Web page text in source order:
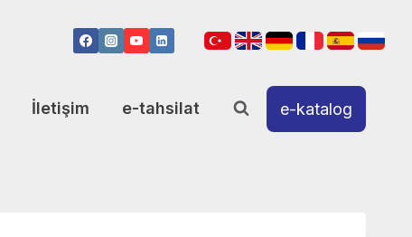
İletişim e-tahsilat e-katalog